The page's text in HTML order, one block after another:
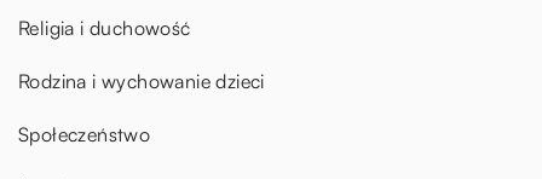
Religia i duchowość
Rodzina i wychowanie dzieci
Społeczeństwo